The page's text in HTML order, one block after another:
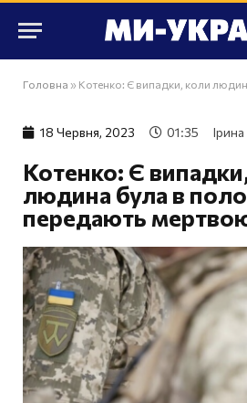
Головна » Котенко: Є випадки, коли людина була в
18 Червня, 2023 01:35
Котенко: Є
людина була в
передають